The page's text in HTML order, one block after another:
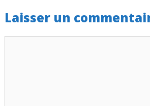
Laisser un